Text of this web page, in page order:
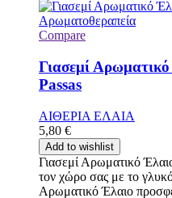
Compare
Γιασεμί
Passas
ΑΙΘΕΡΙΑ ΕΛΑΙΑ
5,80 €
Add to wishlist
Γιασεμί Αρωματικό
τον χώρο σας με το
Αρωματικό Έλαιο